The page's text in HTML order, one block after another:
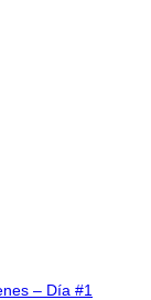
– Día #1